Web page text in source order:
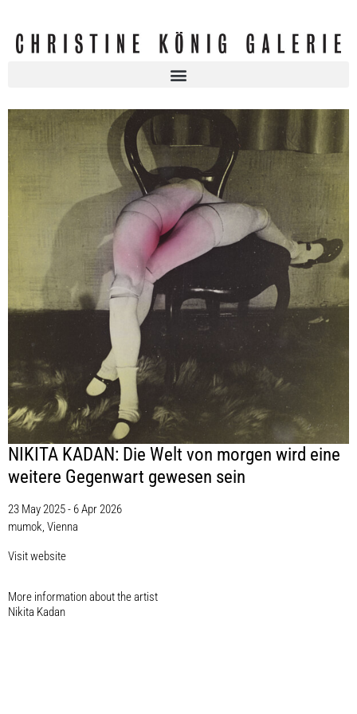
NIKITA KADAN: Die Welt von morgen wird eine
weitere Gegenwart gewesen sein
23 May 2025 - 6 Apr 2026
mumok, Vienna
Visit website
More information about the artist​
Nikita Kadan